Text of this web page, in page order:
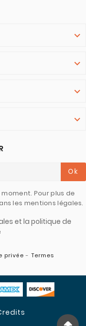




Ok
Pour plus de
les mentions légales.
et la politique de
privée - Termes